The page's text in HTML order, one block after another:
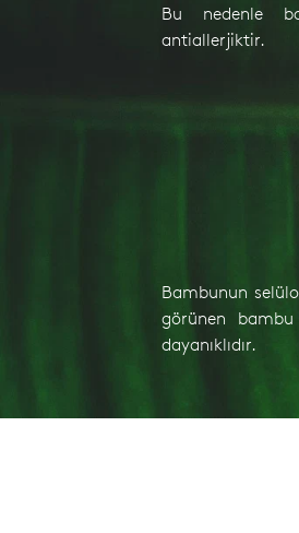
Bu nedenle
antiallerjiktir.
Bambunun
görünen
dayanıklıdır.